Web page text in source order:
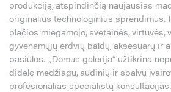
produkciją, atspindinčią naujausias
originalius technologinius sprendimus.
plačios miegamojo, svetainės, virtuvės,
gyvenamųjų erdvių baldų, aksesuarų ir
pasiūlos. „Domus galerija“ užtikrina
didelę medžiagų, audinių ir spalvų
profesionalias specialistų